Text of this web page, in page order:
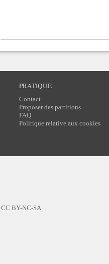
PRATIQUE
Contact
Proposer des partitions
FAQ
Politique relative aux cookies
CC BY-NC-SA